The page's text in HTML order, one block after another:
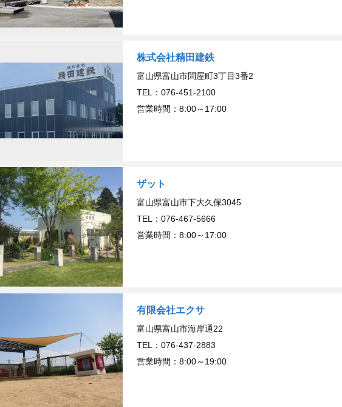
株式会社精田建鉄
富山県富山市問屋町3丁目3番2
TEL：076-451-2100
営業時間：8:00～17:00
ザット
富山県富山市下大久保3045
TEL：076-467-5666
営業時間：8:00～17:00
有限会社エクサ
富山県富山市海岸通22
TEL：076-437-2883
営業時間：8:00～19:00